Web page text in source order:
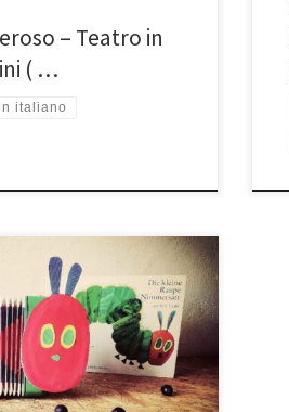
– Teatro in
( …
italiano
Theater 2022 Zenobia
un classico della
mai sazio“ – con Veronica
tratto dal libro ‚Il
Editore) è stato